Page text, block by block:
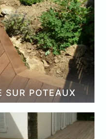
SUR POTEAUX